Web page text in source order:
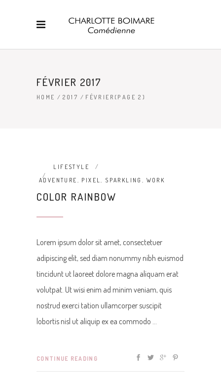
FÉVRIER 2017
HOME / 2017 / FÉVRIER (PAGE 2)
LIFESTYLE
ADVENTURE , PIXEL, SPARKLING , WORK
COLOR RAINBOW
Lorem ipsum dolor sit amet, consectetuer
adipiscing elit, sed diam nonummy nibh euismod
tincidunt ut laoreet dolore magna aliquam erat
volutpat. Ut wisi enim ad minim veniam, quis
nostrud exerci tation ullamcorper suscipit
lobortis nisl ut aliquip ex ea commodo
CONTINUE READING